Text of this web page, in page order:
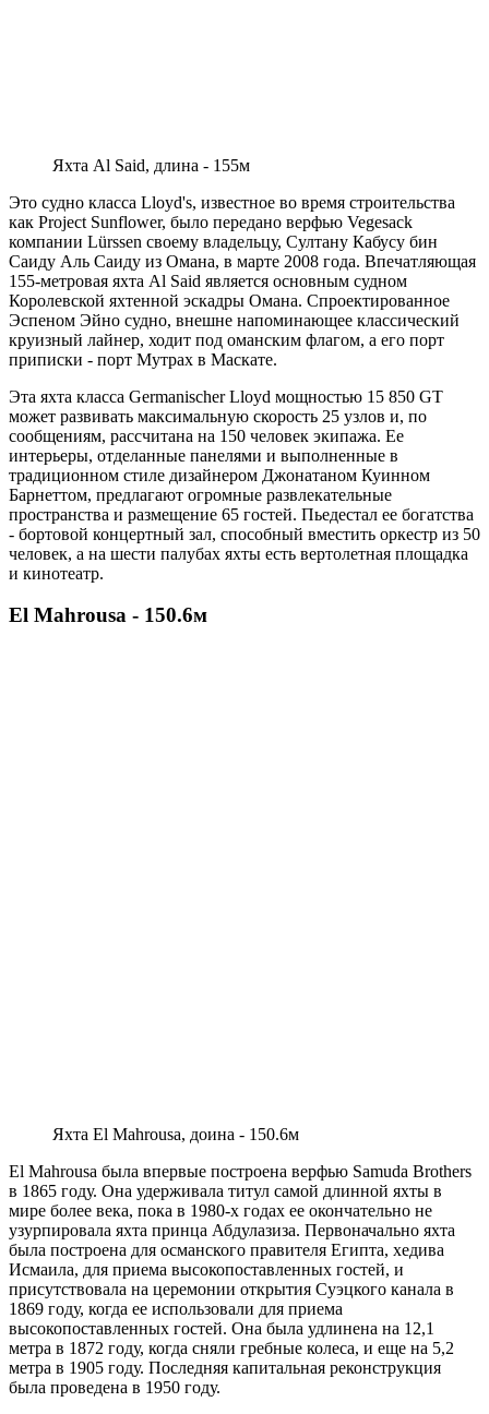
Яхта Al Said, длина - 155м
Это судно класса Lloyd's, известное во время строительства
как Project Sunflower, было передано верфью Vegesack
компании Lürssen своему владельцу, Султану Кабусу бин
Саиду Аль Саиду из Омана, в марте 2008 года. Впечатляющая
155-метровая яхта Al Said является основным судном
Королевской яхтенной эскадры Омана. Спроектированное
Эспеном Эйно судно, внешне напоминающее классический
круизный лайнер, ходит под оманским флагом, а его порт
приписки - порт Мутрах в Маскате.
Эта яхта класса Germanischer Lloyd мощностью 15 850 GT
может развивать максимальную скорость 25 узлов и, по
сообщениям, рассчитана на 150 человек экипажа. Ее
интерьеры, отделанные панелями и выполненные в
традиционном стиле дизайнером Джонатаном Куинном
Барнеттом, предлагают огромные развлекательные
пространства и размещение 65 гостей. Пьедестал ее богатства
- бортовой концертный зал, способный вместить оркестр из 50
человек, а на шести палубах яхты есть вертолетная площадка
и кинотеатр.
El Mahrousa - 150.6м
Яхта El Mahrousa, доина - 150.6м
El Mahrousa была впервые построена верфью Samuda Brothers
в 1865 году. Она удерживала титул самой длинной яхты в
мире более века, пока в 1980-х годах ее окончательно не
узурпировала яхта принца Абдулазиза. Первоначально яхта
была построена для османского правителя Египта, хедива
Исмаила, для приема высокопоставленных гостей, и
присутствовала на церемонии открытия Суэцкого канала в
1869 году, когда ее использовали для приема
высокопоставленных гостей. Она была удлинена на 12,1
метра в 1872 году, когда сняли гребные колеса, и еще на 5,2
метра в 1905 году. Последняя капитальная реконструкция
была проведена в 1950 году.